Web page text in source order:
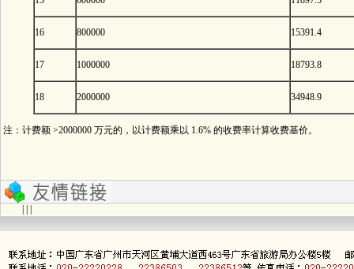
16 800000 15391.4
17 1000000 18793.8
18 2000000 34948.9
注：计费额 >2000000 万元的，以计费额乘以 1.6% 的收费率计算收费基价。